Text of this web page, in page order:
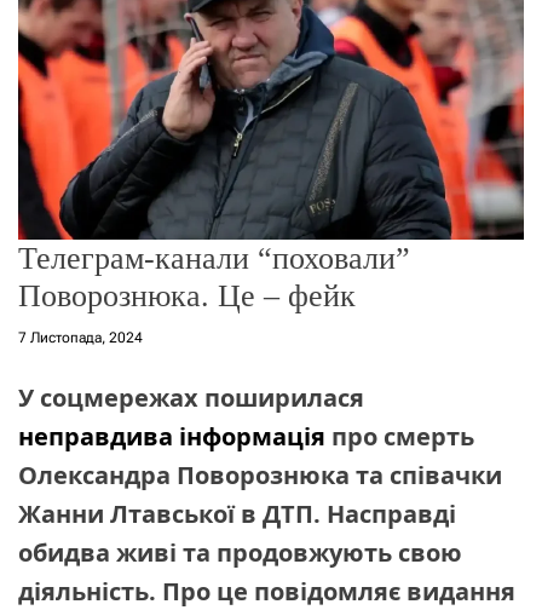
о
е
ж
и
м
у
Телеграм-канали “поховали”
Поворознюка. Це – фейк
7 Листопада, 2024
У соцмережах поширилася
неправдива інформація про смерть
Олександра Поворознюка та співачки
Жанни Лтавської в ДТП. Насправді
обидва живі та продовжують свою
діяльність. Про це повідомляє видання